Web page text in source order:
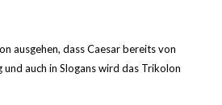
ausgehen, dass Caesar bereits von
auch in Slogans wird das Trikolon